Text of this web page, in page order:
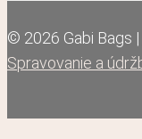
© 2026 Gabi Bags |
Spravovanie a